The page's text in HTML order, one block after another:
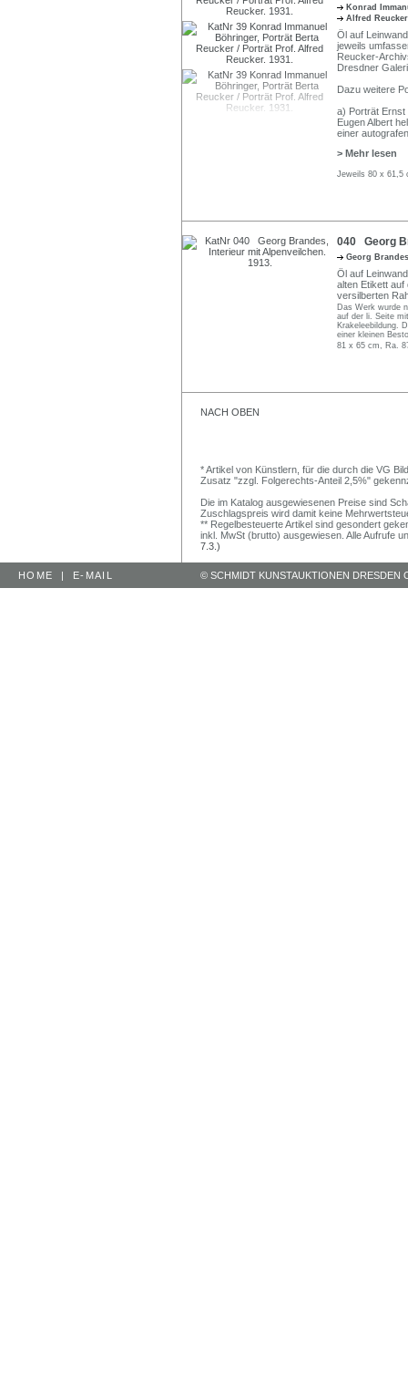
Konrad
Alfred
Öl auf
jeweils
Reucker-
Dresdner
Dazu weitere
a) Porträt
Eugen Albert
einer
> Mehr lesen
Jeweils 80 x 61,5
040 Georg
Georg
Öl auf
alten Etikett auf
versilberten
Das Werk wurde
auf der li. Seite
Krakeleebildung.
einer kleinen
81 x 65 cm, Ra.
NACH OBEN
* Artikel von Künstlern, für die durch die VG
Zusatz "zzgl. Folgerechts-Anteil 2,5%"
Die im Katalog ausgewiesenen Preise sind
Zuschlagspreis wird damit keine
** Regelbesteuerte Artikel sind gesondert
inkl. MwSt (brutto) ausgewiesen. Alle Aufrufe
7.3.)
HOME | E-MAIL © SCHMIDT KUNSTAUKTIONEN DRESDEN